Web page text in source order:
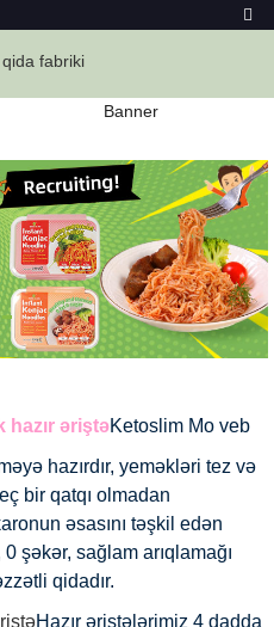
ƏRIŞTƏ
hazır əriştəKetoslim Mo veb
hazırdır, yeməkləri tez və
bir qatqı olmadan
əsasını təşkil edən
şəkər, sağlam arıqlamağı
qidadır.
Hazır əriştələrimiz 4 dadda